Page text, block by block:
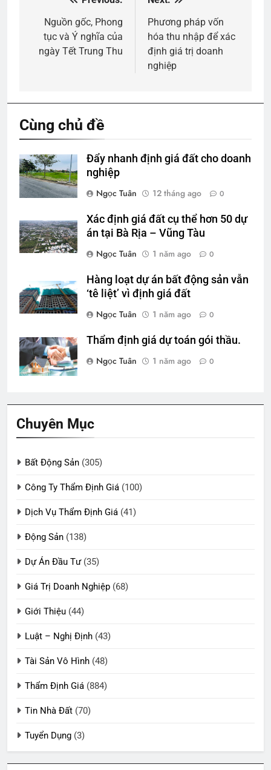
hướng
bài
Nguồn gốc, Phong
tục và Ý nghĩa của
ngày Tết Trung Thu
Phương pháp vốn
hóa thu nhập để xác
định giá trị doanh
nghiệp
Cùng chủ đề
Đẩy nhanh định giá đất cho doanh
nghiệp
Ngọc Tuân
12 tháng ago 0
Xác định giá đất cụ thể hơn 50 dự
án tại Bà Rịa – Vũng Tàu
Ngọc Tuân
1 năm ago 0
Hàng loạt dự án bất động sản vẫn
‘tê liệt’ vì định giá đất
Ngọc Tuân
1 năm ago 0
Thẩm định giá dự toán gói thầu.
Ngọc Tuân
1 năm ago 0
Chuyên Mục
Bất Động Sản (305)
Công Ty Thẩm Định Giá (100)
Dịch Vụ Thẩm Định Giá (41)
Động Sản (138)
Dự Án Đầu Tư(35)
Giá Trị Doanh Nghiệp (68)
Giới Thiệu (44)
Luật – Nghị Định (43)
Tài Sản Vô Hình (48)
Thẩm Định Giá (884)
Tin Nhà Đất (70)
Tuyển Dụng (3)